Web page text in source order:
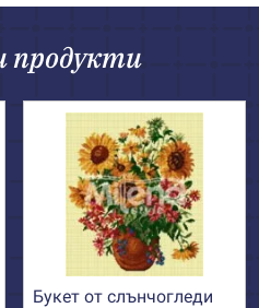
продукти
Букет от слънчогледи